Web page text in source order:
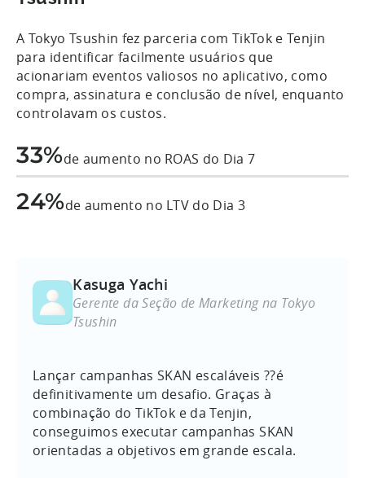
A Tokyo Tsushin fez parceria com TikTok e Tenjin
para identificar facilmente usuários que
acionariam eventos valiosos no aplicativo, como
compra, assinatura e conclusão de nível, enquanto
controlavam os custos.
33%de aumento no ROAS do Dia 7
24%de aumento no LTV do Dia 3
Kasuga Yachi
Gerente da Seção de Marketing na Tokyo
Tsushin
Lançar campanhas SKAN escaláveis ??é
definitivamente um desafio. Graças à
combinação do TikTok e da Tenjin,
conseguimos executar campanhas SKAN
orientadas a objetivos em grande escala.